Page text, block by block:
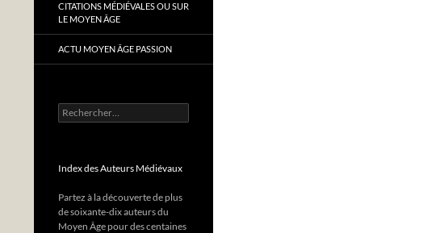
CITATIONS MÉDIÉVALES OU SUR
LE MOYEN ÂGE
ACTU MOYEN ÂGE PASSION
Rechercher :
Index des Auteurs Médiévaux
Partez à la découverte de plus
de soixante-dix auteurs du
Moyen Âge pour des centaines